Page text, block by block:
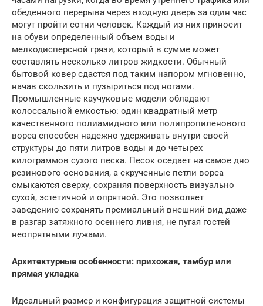
обеденного перерыва через входную дверь за один час
могут пройти сотни человек. Каждый из них приносит
на обуви определенный объем воды и
мелкодисперсной грязи, который в сумме может
составлять несколько литров жидкости. Обычный
бытовой ковер сдастся под таким напором мгновенно,
начав скользить и пузыриться под ногами.
Промышленные каучуковые модели обладают
колоссальной емкостью: один квадратный метр
качественного полиамидного или полипропиленового
ворса способен надежно удерживать внутри своей
структуры до пяти литров воды и до четырех
килограммов сухого песка. Песок оседает на самое дно
резинового основания, а скрученные петли ворса
смыкаются сверху, сохраняя поверхность визуально
сухой, эстетичной и опрятной. Это позволяет
заведению сохранять премиальный внешний вид даже
в разгар затяжного осеннего ливня, не пугая гостей
неопрятными лужами.
Архитектурные особенности: прихожая, тамбур или
прямая укладка
Идеальный размер и конфигурация защитной системы